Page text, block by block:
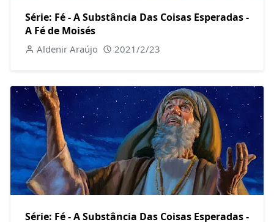
Série: Fé - A Substância Das Coisas Esperadas -
A Fé de Moisés
Aldenir Araújo 2021/2/23
Série: Fé - A Substância Das Coisas Esperadas -